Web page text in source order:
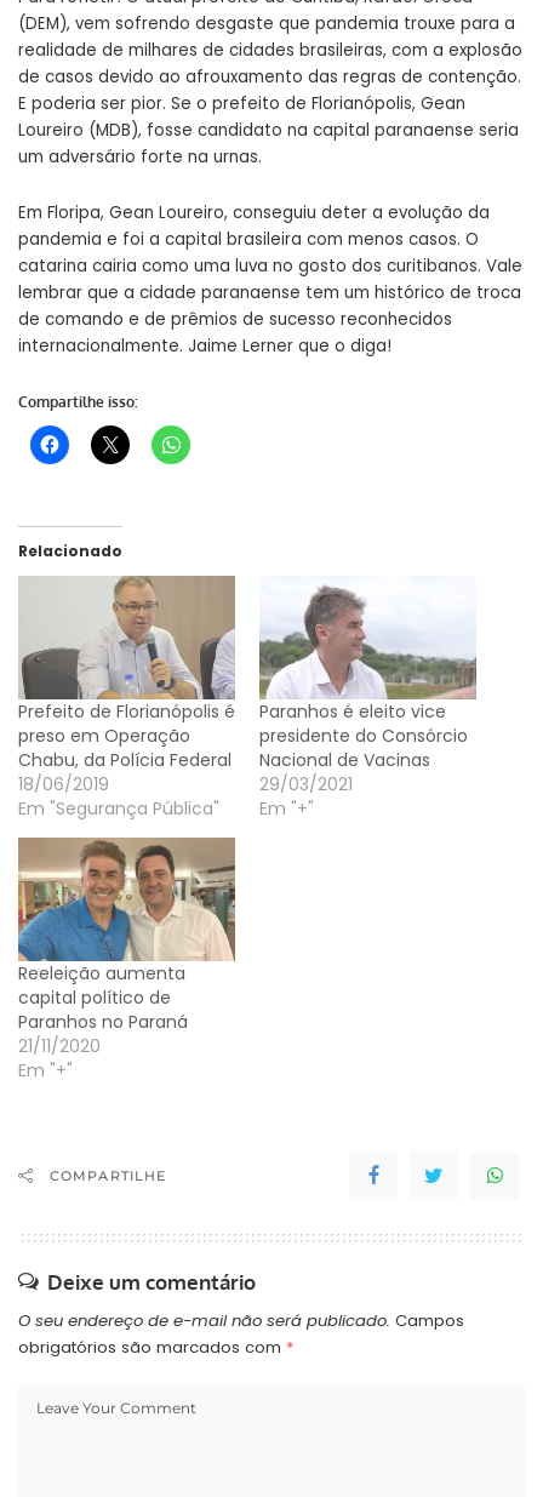
(DEM), vem sofrendo desgaste que pandemia trouxe para a
realidade de milhares de cidades brasileiras, com a explosão
de casos devido ao afrouxamento das regras de contenção.
E poderia ser pior. Se o prefeito de Florianópolis, Gean
Loureiro (MDB), fosse candidato na capital paranaense seria
um adversário forte na urnas.
Em Floripa, Gean Loureiro, conseguiu deter a evolução da
pandemia e foi a capital brasileira com menos casos. O
catarina cairia como uma luva no gosto dos curitibanos. Vale
lembrar que a cidade paranaense tem um histórico de troca
de comando e de prêmios de sucesso reconhecidos
internacionalmente. Jaime Lerner que o diga!
Compartilhe isso:
Relacionado
Prefeito de Florianópolis é
preso em Operação
Chabu, da Polícia Federal
18/06/2019
Em "Segurança Pública"
Paranhos é eleito vice
presidente do Consórcio
Nacional de Vacinas
29/03/2021
Em "+"
Reeleição aumenta
capital político de
Paranhos no Paraná
21/11/2020
Em "+"
COMPARTILHE
Deixe um comentário
O seu endereço de e-mail não será publicado. Campos
obrigatórios são marcados com *